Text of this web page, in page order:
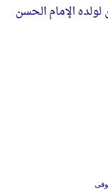
الإمام الحسن